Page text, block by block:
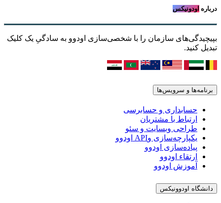
درباره اودونیکس
بپیچیدگی‌های سازمان را با شخصی‌سازی اودوو به سادگیِ یک کلیک
تبدیل کنید.
برنامه‌ها و سرویس‌ها
حسابداری و حسابرسی
ارتباط با مشتریان
طراحی وبسایت و سئو
یکپارچه‌سازی وAPI اودوو
پیاده‌سازی اودوو
ارتقاء اودوو
آموزش اودوو
دانشگاه اودوونیکس